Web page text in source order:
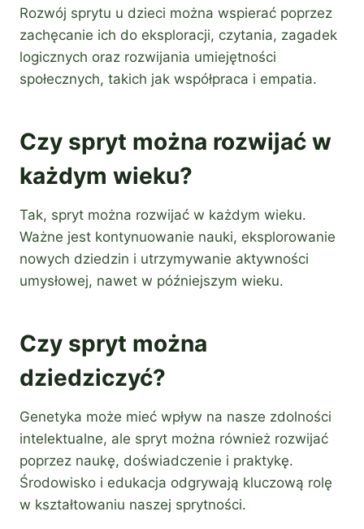
Rozwój sprytu u dzieci można wspierać poprzez
zachęcanie ich do eksploracji, czytania, zagadek
logicznych oraz rozwijania umiejętności
społecznych, takich jak współpraca i empatia.
Czy spryt można rozwijać w
każdym wieku?
Tak, spryt można rozwijać w każdym wieku.
Ważne jest kontynuowanie nauki, eksplorowanie
nowych dziedzin i utrzymywanie aktywności
umysłowej, nawet w późniejszym wieku.
Czy spryt można
dziedziczyć?
Genetyka może mieć wpływ na nasze zdolności
intelektualne, ale spryt można również rozwijać
poprzez naukę, doświadczenie i praktykę.
Środowisko i edukacja odgrywają kluczową rolę
w kształtowaniu naszej sprytności.